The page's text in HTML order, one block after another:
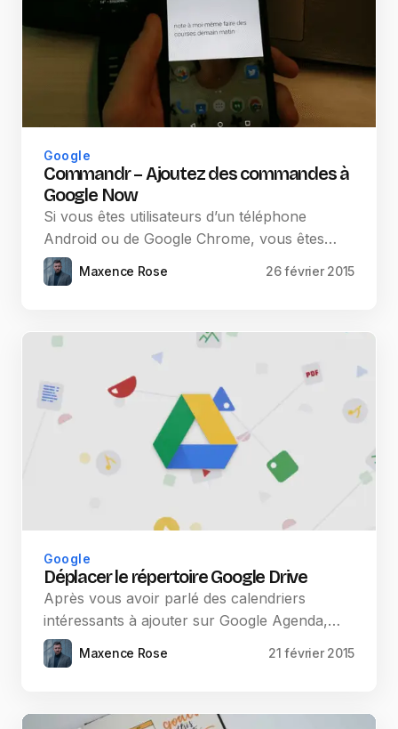
Google
Commandr – Ajoutez des commandes à
Google Now
Si vous êtes utilisateurs d’un téléphone
Android ou de Google Chrome, vous êtes…
Maxence Rose 26 février 2015
Google
Déplacer le répertoire Google Drive
Après vous avoir parlé des calendriers
intéressants à ajouter sur Google Agenda,…
Maxence Rose 21 février 2015